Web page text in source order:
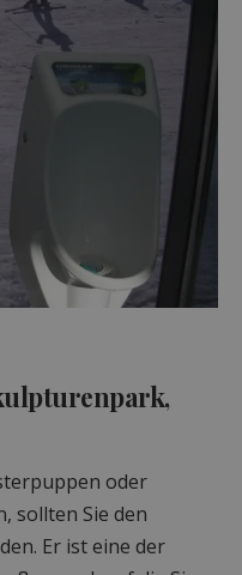
oder
sollten Sie den
Er ist eine der